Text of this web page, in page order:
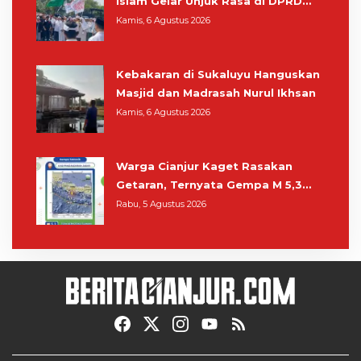
Cianjur
Kamis, 6 Agustus 2026
Kebakaran di Sukaluyu Hanguskan
Masjid dan Madrasah Nurul Ikhsan
Kamis, 6 Agustus 2026
Warga Cianjur Kaget Rasakan
Getaran, Ternyata Gempa M 5,3
Berpusat di Pangandaran
Rabu, 5 Agustus 2026